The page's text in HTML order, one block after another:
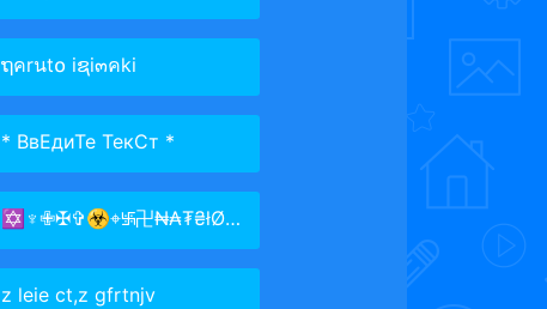
ຖคrนt໐ iຊi๓คki
* ВвЕдиТе ТекСт *
✡♆✙✠✞☣⌖࿗卍₦₳₮₴łØ₦₳Ⱡł₴₮卐࿘⌖☣✞✠✙♆✡
z leie ct,z gfrtnjv